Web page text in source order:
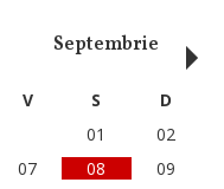
Septembrie
V S
D
01
02
07 08
09